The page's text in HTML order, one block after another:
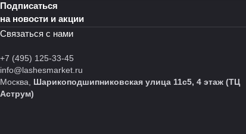
Подписаться
на новости и акции
Связаться с нами
+7 (495) 125-33-45
info@lashesmarket.ru
Москва, Шарикоподшипниковская улица 11с5, 4 этаж (ТЦ
Аструм)